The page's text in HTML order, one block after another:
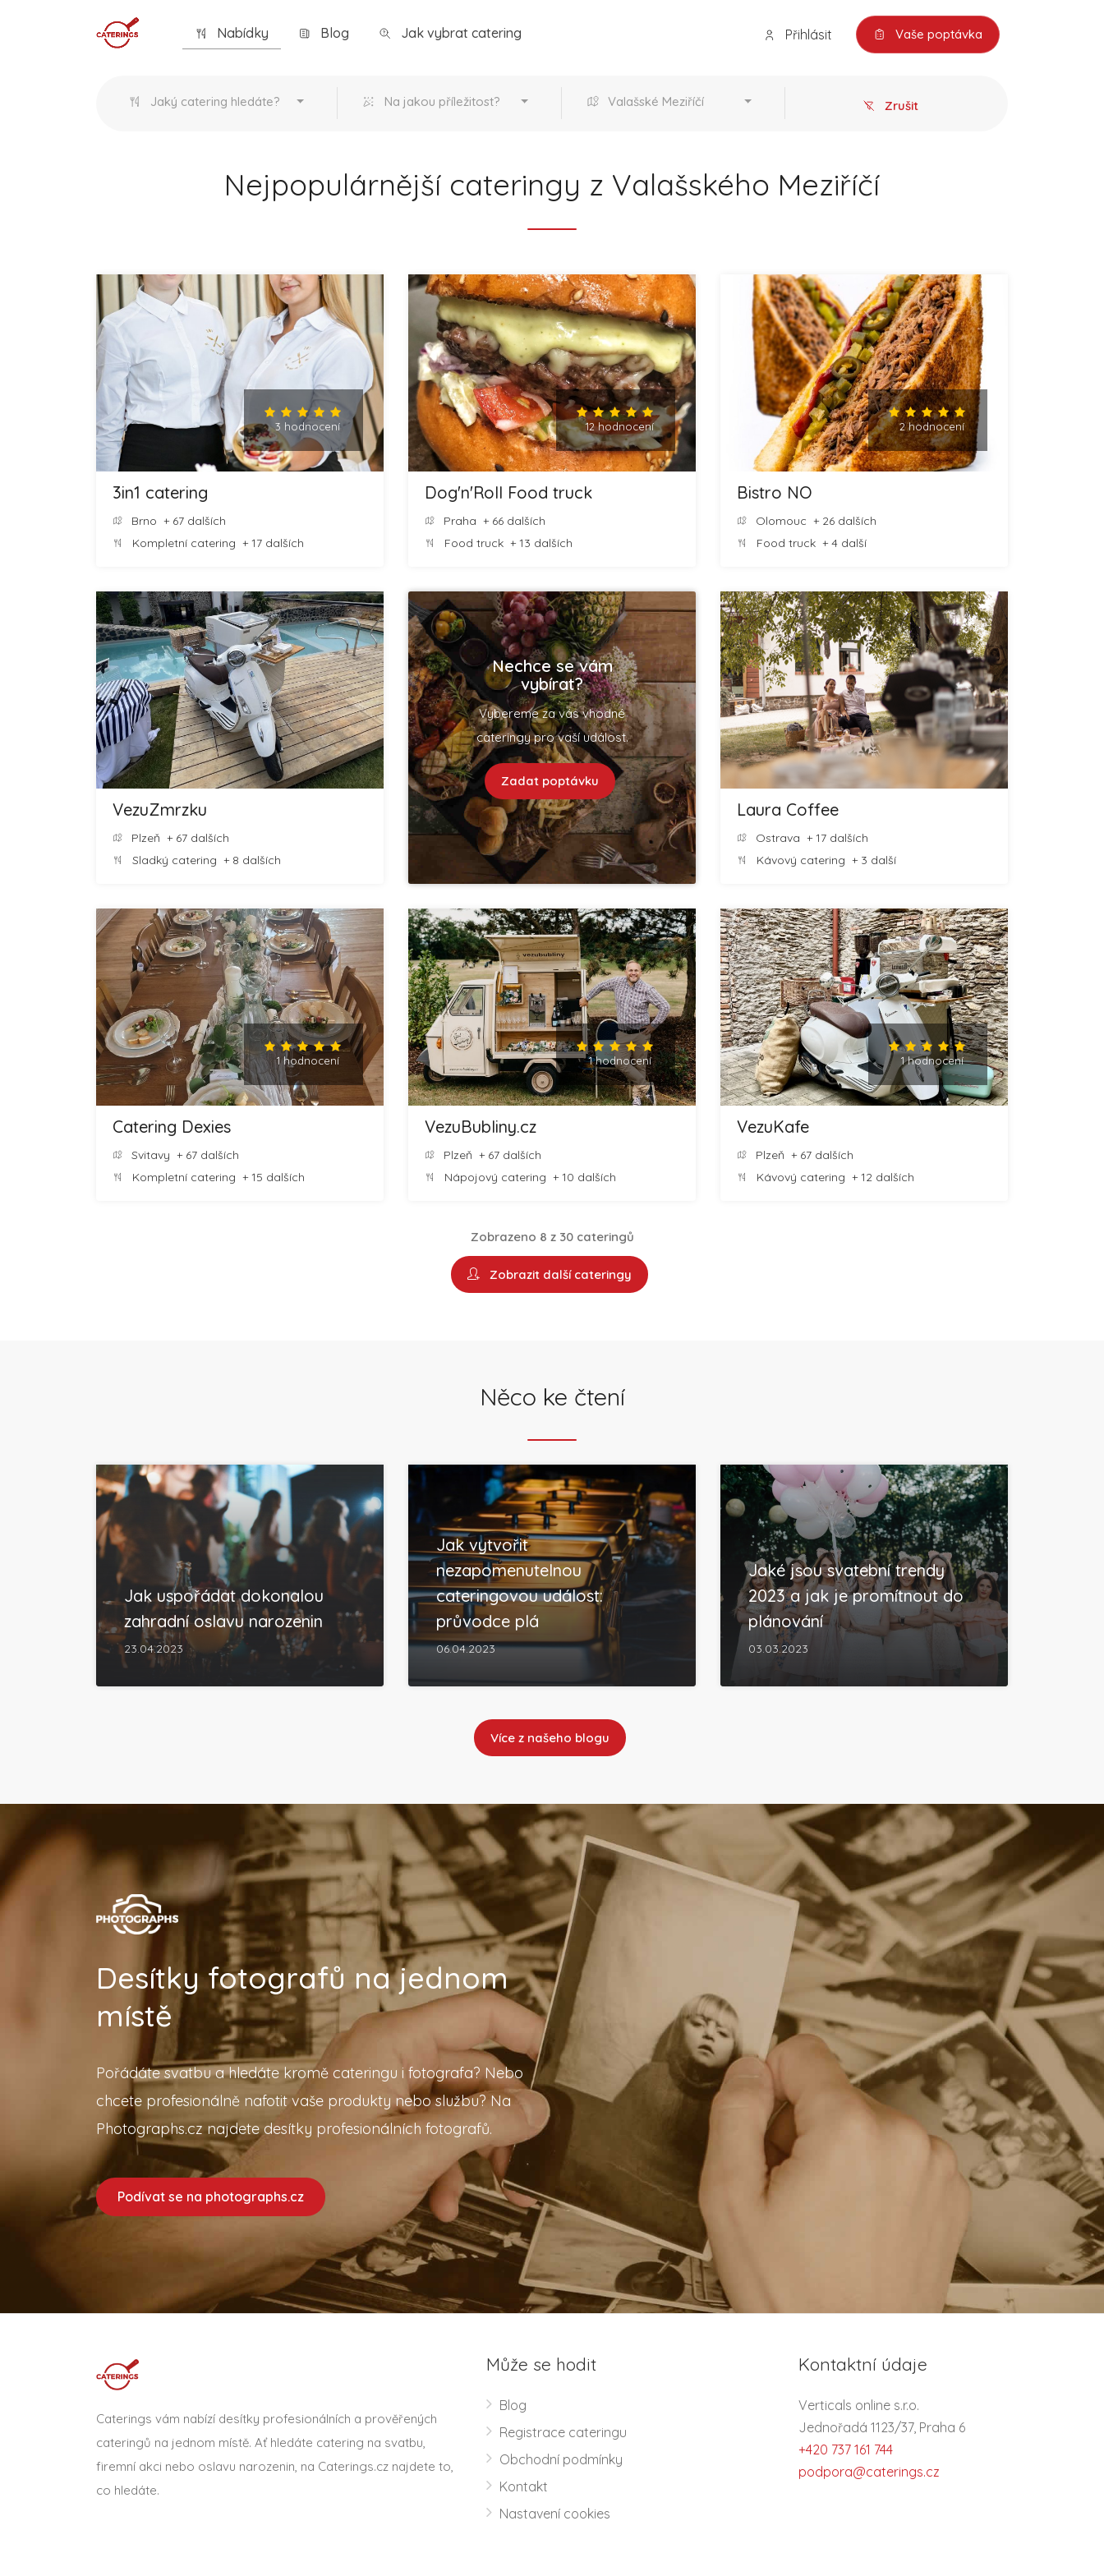
Nabídky Blog Jak vybrat catering Přihlásit Vaše poptávka
Jaký catering hledáte? Na jakou příležitost? Valašské Meziříčí Zrušit
Nejpopulárnější cateringy z Valašského Meziříčí
3 hodnocení
3in1 catering
Brno + 67 dalších
Kompletní catering + 17 dalších
12 hodnocení
Dog'n'Roll Food truck
Praha + 66 dalších
Food truck + 13 dalších
2 hodnocení
Bistro NO
Olomouc + 26 dalších
Food truck + 4 další
VezuZmrzku
Plzeň + 67 dalších
Sladký catering + 8 dalších
Nechce se vám
vybírat?
Vybereme za vás vhodné
cateringy pro vaší událost.
Zadat poptávku
Laura Coffee
Ostrava + 17 dalších
Kávový catering + 3 další
1 hodnocení
Catering Dexies
Svitavy + 67 dalších
Kompletní catering + 15 dalších
1 hodnocení
VezuBubliny.cz
Plzeň + 67 dalších
Nápojový catering + 10 dalších
1 hodnocení
VezuKafe
Plzeň + 67 dalších
Kávový catering + 12 dalších
Zobrazeno 8 z 30 cateringů
Zobrazit další cateringy
Něco ke čtení
Jak uspořádat dokonalou
zahradní oslavu narozenin
23.04.2023
Jak vytvořit
nezapomenutelnou
cateringovou událost:
průvodce plá
06.04.2023
Jaké jsou svatební trendy
2023 a jak je promítnout do
plánování
03.03.2023
Více z našeho blogu
Desítky fotografů na jednom
místě
Pořádáte svatbu a hledáte kromě cateringu i fotografa? Nebo
chcete profesionálně nafotit vaše produkty nebo službu? Na
Photographs.cz najdete desítky profesionálních fotografů.
Podívat se na photographs.cz
Caterings vám nabízí desítky profesionálních a prověřených
cateringů na jednom místě. Ať hledáte catering na svatbu,
firemní akci nebo oslavu narozenin, na Caterings.cz najdete to,
co hledáte.
Může se hodit
Blog
Registrace cateringu
Obchodní podmínky
Kontakt
Nastavení cookies
Kontaktní údaje
Verticals online s.r.o.
Jednořadá 1123/37, Praha 6
+420 737 161 744
podpora@caterings.cz